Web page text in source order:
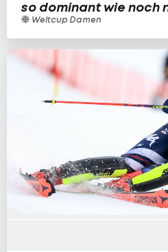
so dominant wie noch
Weltcup Damen